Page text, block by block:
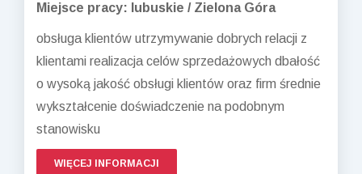
Miejsce pracy: lubuskie / Zielona Góra
obsługa klientów utrzymywanie dobrych relacji z
klientami realizacja celów sprzedażowych dbałość
o wysoką jakość obsługi klientów oraz firm średnie
wykształcenie doświadczenie na podobnym
stanowisku
WIĘCEJ INFORMACJI